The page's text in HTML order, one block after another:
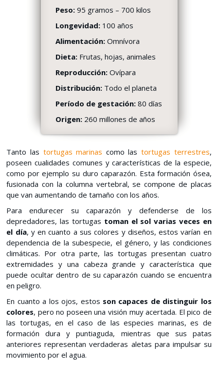
Peso: 95 gramos – 700 kilos
Longevidad: 100 años
Alimentación: Omnívora
Dieta: Frutas, hojas, animales
Reproducción: Ovípara
Distribución: Todo el planeta
Período de gestación: 80 días
Origen: 260 millones de años
Tanto las tortugas marinas como las tortugas terrestres,
poseen cualidades comunes y características de la especie,
como por ejemplo su duro caparazón. Esta formación ósea,
fusionada con la columna vertebral, se compone de placas
que van aumentando de tamaño con los años.
Para endurecer su caparazón y defenderse de los
depredadores, las tortugas toman el sol varias veces en
el día, y en cuanto a sus colores y diseños, estos varían en
dependencia de la subespecie, el género, y las condiciones
climáticas. Por otra parte, las tortugas presentan cuatro
extremidades y una cabeza grande y característica que
puede ocultar dentro de su caparazón cuando se encuentra
en peligro.
En cuanto a los ojos, estos son capaces de distinguir los
colores, pero no poseen una visión muy acertada. El pico de
las tortugas, en el caso de las especies marinas, es de
formación dura y puntiaguda, mientras que sus patas
anteriores representan verdaderas aletas para impulsar su
movimiento por el agua.